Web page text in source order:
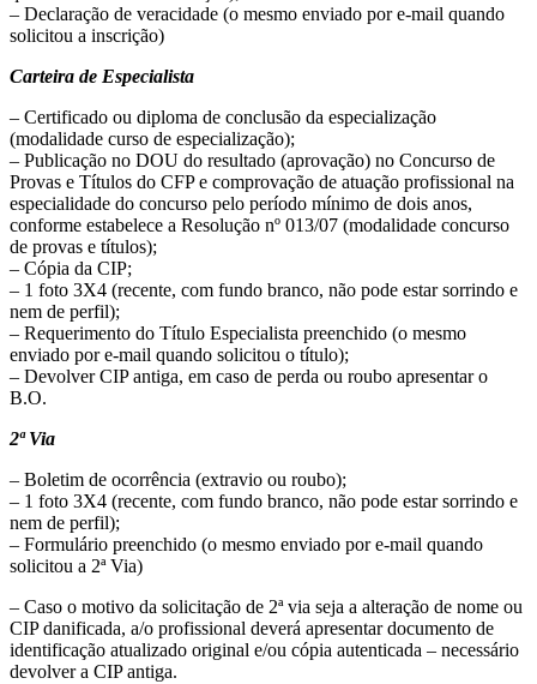
– Declaração de veracidade (o mesmo enviado por e-mail quando
solicitou a inscrição)
Carteira de Especialista
– Certificado ou diploma de conclusão da especialização
(modalidade curso de especialização);
– Publicação no DOU do resultado (aprovação) no Concurso de
Provas e Títulos do CFP e comprovação de atuação profissional na
especialidade do concurso pelo período mínimo de dois anos,
conforme estabelece a Resolução nº 013/07 (modalidade concurso
de provas e títulos);
– Cópia da CIP;
– 1 foto 3X4 (recente, com fundo branco, não pode estar sorrindo e
nem de perfil);
– Requerimento do Título Especialista preenchido (o mesmo
enviado por e-mail quando solicitou o título);
– Devolver CIP antiga, em caso de perda ou roubo apresentar o
B.O.
2ª Via
– Boletim de ocorrência (extravio ou roubo);
– 1 foto 3X4 (recente, com fundo branco, não pode estar sorrindo e
nem de perfil);
– Formulário preenchido (o mesmo enviado por e-mail quando
solicitou a 2ª Via)
– Caso o motivo da solicitação de 2ª via seja a alteração de nome ou
CIP danificada, a/o profissional deverá apresentar documento de
identificação atualizado original e/ou cópia autenticada – necessário
devolver a CIP antiga.